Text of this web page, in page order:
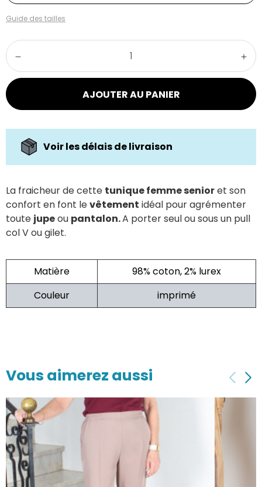
Guide des tailles
AJOUTER AU PANIER
Voir les délais de livraison
La fraicheur de cette tunique femme senioret son
confort en font levêtement idéal pour agrémenter
toute jupeou pantalon.A porter seul ou sous un pull
col V ou gilet.
Matière
98% coton, 2% lurex
Couleur
imprimé
Vous aimerez aussi